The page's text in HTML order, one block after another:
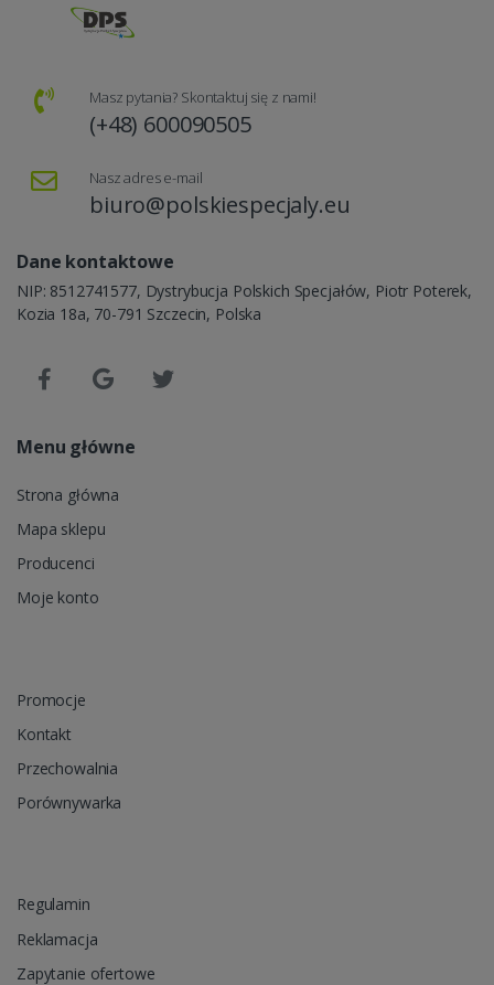
Masz pytania? Skontaktuj się z nami!
(+48) 600090505
Nasz adres e-mail
biuro@polskiespecjaly.eu
Dane kontaktowe
NIP: 8512741577, Dystrybucja Polskich Specjałów, Piotr Poterek,
Kozia 18a, 70-791 Szczecin, Polska
Menu główne
Strona główna
Mapa sklepu
Producenci
Moje konto
Promocje
Kontakt
Przechowalnia
Porównywarka
Regulamin
Reklamacja
Zapytanie ofertowe